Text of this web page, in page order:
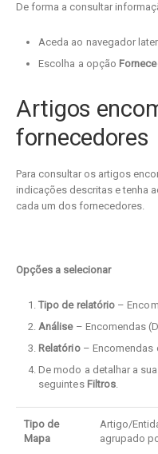
De forma a consultar
Aceda ao navegador
Escolha a opção
Artigos
fornecedores
Para consultar os artigos
indicações descritas e tenha
cada um dos fornecedores.
Opções a selecionar
Tipo de relatório –
Análise– Encomendas
Relatório– Encomendas
De modo a detalhar a
seguintes Filtros.
Tipo de
Mapa
Artigo/
agrupado